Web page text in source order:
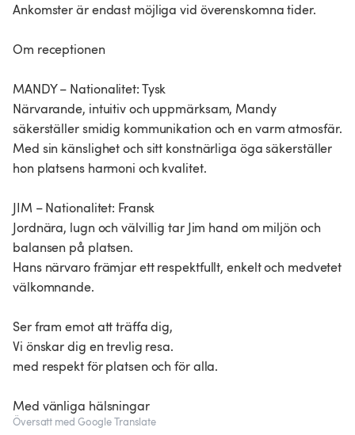
Ankomster är endast möjliga vid överenskomna tider.
Om receptionen
MANDY – Nationalitet: Tysk
Närvarande, intuitiv och uppmärksam, Mandy
säkerställer smidig kommunikation och en varm atmosfär.
Med sin känslighet och sitt konstnärliga öga säkerställer
hon platsens harmoni och kvalitet.
JIM – Nationalitet: Fransk
Jordnära, lugn och välvillig tar Jim hand om miljön och
balansen på platsen.
Hans närvaro främjar ett respektfullt, enkelt och medvetet
välkomnande.
Ser fram emot att träffa dig,
Vi önskar dig en trevlig resa.
med respekt för platsen och för alla.
Med vänliga hälsningar
Översatt med Google Translate